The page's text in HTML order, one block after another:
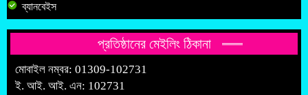
ব্যানবেইস
প্রতিষ্ঠানের মেইলিং ঠিকানা
মোবাইল নম্বর: 01309-102731
ই. আই. আই. এন: 102731